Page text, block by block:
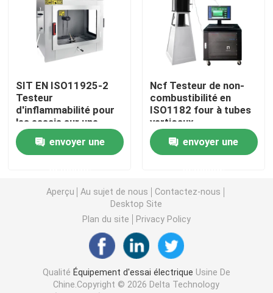
Matériel d'essai au feu
Équipement d'essai d'huile
Huile réutilisant la machine
équipement de test à haute tension
équipement d'essai de câble
Équipement d'essai de batterie
Caméra d'inspection de forage
SIT EN ISO11925-2
Testeur
d'inflammabilité pour
les essais sur une
seule source de
flamme directe
envoyer une
Ncf Testeur de non-
combustibilité en
ISO1182 four à tubes
verticaux
envoyer une
Aperçu Au sujet de nous
Contactez-nous
Desktop Site
Plan du site
Privacy Policy
Qualité Équipement d'essai électrique Usine De
Chine.Copyright © 2026 Delta Technology